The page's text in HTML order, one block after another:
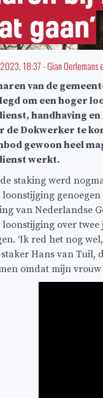
gaan’
18:37-Gian Oerlemans
van de
om een hoger
handhaving
de Dokwerker te
gewoon heel
werkt.
staking werd
van Nederlandse
over twee
‘Ik red het nog
Hans van Tuil,
omdat mijn vrouw